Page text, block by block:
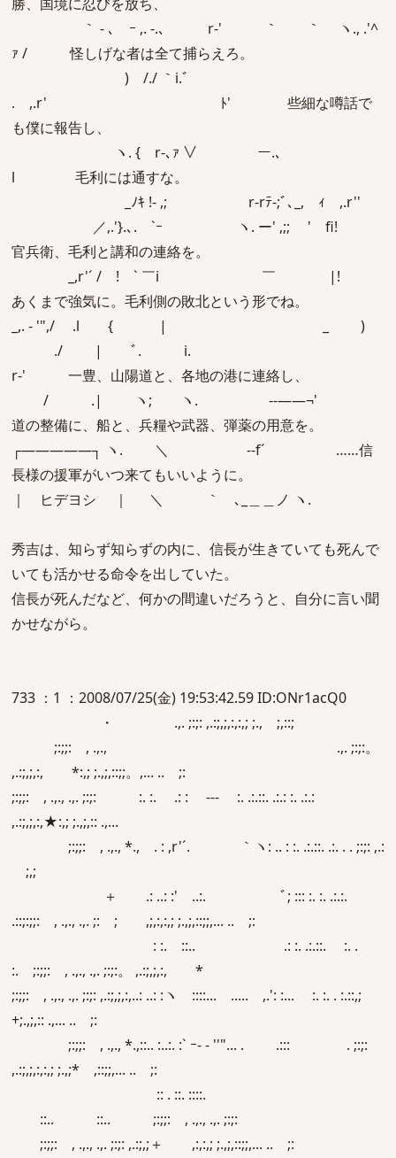
｀ - ､ ｰ ,. ‐.､ r-' ｀ ｀ ヽ., .'^
ｧ / 怪しげな者は全て捕らえろ。
) /./ ｀i.ﾞ
. ,.r' ﾄ' 些細な噂話で
も僕に報告し、
ヽ. { r‐､ｧ ∨ ￣ ー.､
l 毛利には通すな。
_ﾉｷ !- ,; r‐rﾃ-;ﾞ､_, ｨ ,.r''
／,.'}.､.ゝ`ｰ ヽ. ー' ,;; ' fi!
官兵衛、毛利と講和の連絡を。
_,r'´ / ! ` ￣i ￣ |!
あくまで強気に。毛利側の敗北という形でね。
_,. - '",/ .l { | _ )
./ | ﾞ. i.
r‐' 一豊、山陽道と、各地の港に連絡し、
/ .| ヽ; ヽ. --――¬'
道の整備に、船と、兵糧や武器、弾薬の用意を。
┌―――――┐ ヽ. ＼ -‐f´ ……信
長様の援軍がいつ来てもいいように。
｜ ヒデヨシ ｜ ＼ ｀ ､_＿＿ノ ヽ.
秀吉は、知らず知らずの内に、信長が生きていても死んで
いても活かせる命令を出していた。
信長が死んだなど、何かの間違いだろうと、自分に言い聞
かせながら。
733 ：1 ：2008/07/25(金) 19:53:42.59 ID:ONr1acQ0
・ .,. ;:;: ,.:;,;,:,:,; ;., ;,::;
;:;;: , .,., .,. ;:;:。
,.:;,;,:, *:,; ;.,;,::;;。,... .. ;:
;:;;: , .,., .,. ;:;: :. :. .: : -‐- :. .:.::. .:.: :. .:.:
,.:;,;,:,★:,; ;.,;,:: .,...
;:;;: , .,., *., . : ,r'´. ｀ヽ: .. : :. .:.::. .:. . . ;:;: ,.:
;,;
＋ .: ..: :' ..:. ﾞ; ::: :. :. .:.:.
.::;:;;: , .,., .,. ;: ; ,;,:,:,; ;.,;,::;;,... .. ;:
: :. ::.. .: :. .:.::. :. .
:. ;:;;: , .,., .,. ;:;:。 ,.:;,;,:, *
;:;;: , .,., .,. ;:;: ,.:;,;,:,..: ..: :ヽ ::::... ..... ,.': :... :. :. . :.::,;
+;.,;,:: .,... .. ;:
;:;;: , .,., *.,::.. :..:. :` ｰ- ‐ ''"... . .::: . ;:;:
,.:;,;,:,:,; ;.,;* ,::;;,... .. ;:
:: . ::. ::::.
::.. ::.. ;:;;: , .,., .,. ;:;:
;:;;: , .,., .,. ;:;: ,.:;,;＋ ,:,:,; ;.,;,::;;,... .. ;: